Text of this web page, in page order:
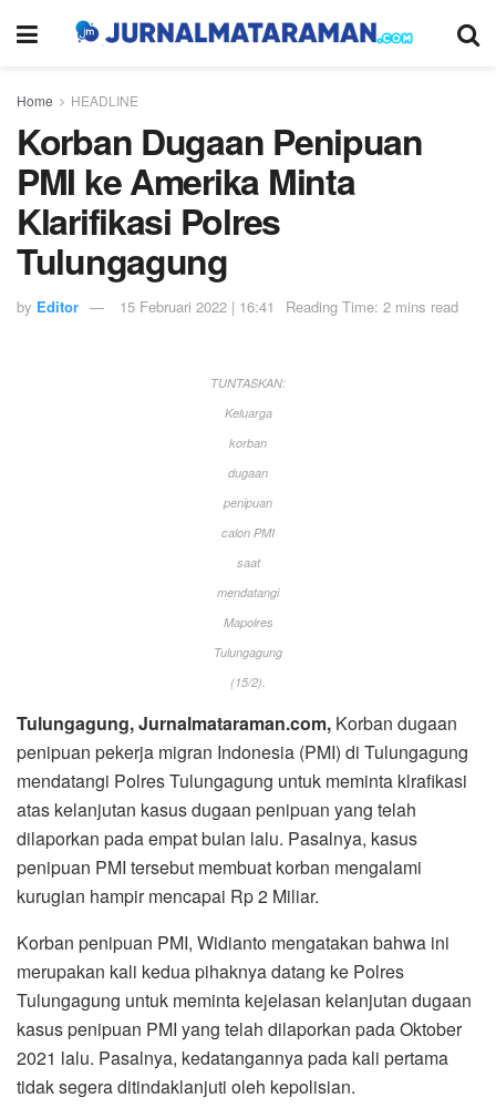
Home HEADLINE
Korban Dugaan Penipuan
PMI ke Amerika Minta
Klarifikasi Polres
Tulungagung
by Editor 15 Februari 2022 | 16:41 Reading Time: 2 mins read
TUNTASKAN:
Keluarga
korban
dugaan
penipuan
calon PMI
saat
mendatangi
Mapolres
Tulungagung
(15/2).
Tulungagung, Jurnalmataraman.com, Korban dugaan
penipuan pekerja migran Indonesia (PMI) di Tulungagung
mendatangi Polres Tulungagung untuk meminta klrafikasi
atas kelanjutan kasus dugaan penipuan yang telah
dilaporkan pada empat bulan lalu. Pasalnya, kasus
penipuan PMI tersebut membuat korban mengalami
kurugian hampir mencapai Rp 2 Miliar.
Korban penipuan PMI, Widianto mengatakan bahwa ini
merupakan kali kedua pihaknya datang ke Polres
Tulungagung untuk meminta kejelasan kelanjutan dugaan
kasus penipuan PMI yang telah dilaporkan pada Oktober
2021 lalu. Pasalnya, kedatangannya pada kali pertama
tidak segera ditindaklanjuti oleh kepolisian.